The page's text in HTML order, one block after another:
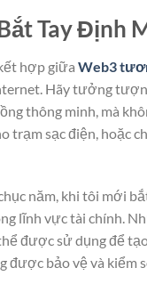
Tay Định
hợp giữa Web3
Hãy tưởng
thông minh, mà
trạm sạc điện, hoặc
năm, khi tôi mới
lĩnh vực tài chính.
được sử dụng để
được bảo vệ và kiểm